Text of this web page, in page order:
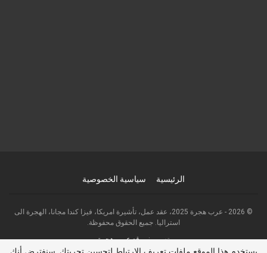
الرئيسية سياسية الخصوصية
© 2026 - عرب هجرة 2025، عقد عمل، تأشيرة امريكا، فيزا كندا مجانا، الهجرة الى
استراليا. جميع الحقوق محفوظة.
تصميم:موقع عرب هجرة